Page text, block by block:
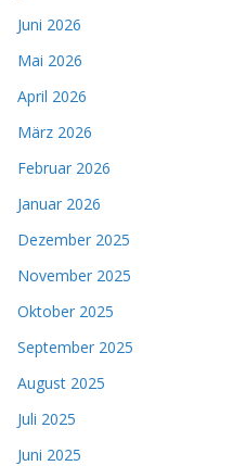
Juni 2026
Mai 2026
April 2026
März 2026
Februar 2026
Januar 2026
Dezember 2025
November 2025
Oktober 2025
September 2025
August 2025
Juli 2025
Juni 2025